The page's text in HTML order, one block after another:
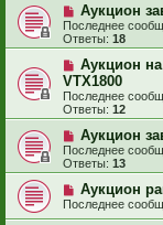
Аукцион
Последнее
Ответы: 18
Аукцион
VTX1800
Последнее
Ответы: 12
Аукцион
Последнее
Ответы: 13
Аукцион
Последнее